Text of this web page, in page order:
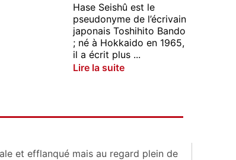
Hase Seishû est le
pseudonyme de l’écrivain
japonais Toshihito Bando
; né à Hokkaido en 1965,
il a écrit plus ...
Lire la suite
et efflanqué mais au regard plein de